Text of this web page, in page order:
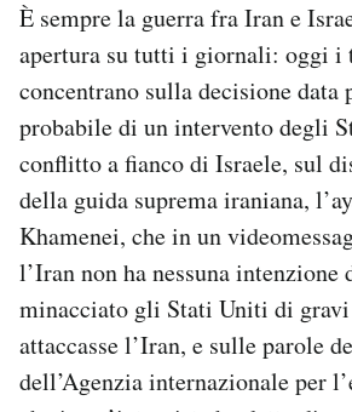
SHOP
Area Personale
Newsletter
Notifiche mobile
Regala il Post
Hai bisogno di aiuto?
È sempre la guerra fra Iran e
apertura su tutti i giornali: oggi
concentrano sulla decisione data
probabile di un intervento degli
conflitto a fianco di Israele, sul
della guida suprema iraniana,
Khamenei, che in un
l’Iran non ha nessuna intenzione
minacciato gli Stati Uniti di gravi
attaccasse l’Iran, e sulle parole
dell’Agenzia internazionale per